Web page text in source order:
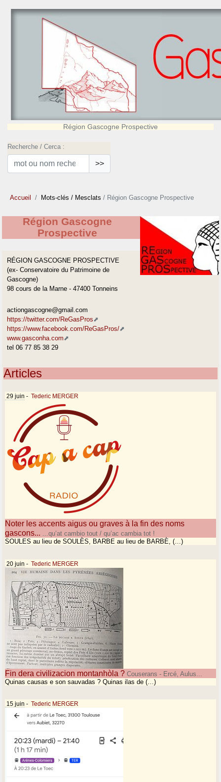
Région Gascogne Prospective
Recherche / Cerca :
>>
Accueil Mots-clés / Mesclats / Région Gascogne Prospective
Région Gascogne
Prospective
RÉGION GASCOGNE PROSPECTIVE
(ex- Conservatoire du Patrimoine de
Gascogne)
98 cours de la Marne - 47400 Tonneins
actiongascogne@gmail.com
https://twitter.com/ReGasPros
https://www.facebook.com/ReGasPros/
www.gasconha.com
tel 06 77 85 38 29
Articles
29 juin - Tederic MERGER
Noter les accents aigus ou graves à la fin des noms
gascons... ...qu’at cambio tout / qu’ac cambia tot !
SOULES au lieu de SOULÈS, BARBE au lieu de BARBÈ, (…)
20 juin - Tederic MERGER
Fin dera civilizacion montanhòla ? Couserans - Ercé, Aulus...
Quinas causas e son sauvadas ? Quinas ilas de (…)
15 juin - Tederic MERGER